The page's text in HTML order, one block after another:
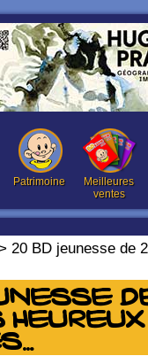
Patrimoine
Meilleures
ventes
20 BD jeunesse de